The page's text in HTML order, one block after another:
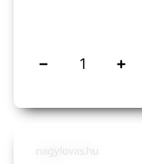
− +